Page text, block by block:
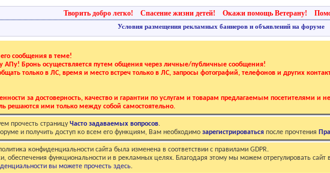
Творить добро легко! Спасение жизни детей! Окажи помощь Ветерану!
Условия размещения рекламных баннеров и объявлений на форуме
сообщения в теме!
АПу! Бронь осуществляется путем общения через личные/публичные сообщения!
только в ЛС, время и место встреч только в ЛС, запросы фотографий, телефонов и других
за достоверность, качество и гарантии по услугам и товарам предлагаемым посетителями и
решаются ими только между собой самостоятельно.
прочесть страницуЧасто задаваемых вопросов.
и получить доступ ко всем его функциям, Вам необходимо зарегистрироваться после прочтения
конфиденциальности сайта была изменена в соответствии с правилами GDPR.
обеспечения функциональности и в рекламных целях. Благодаря этому мы можем отрегулировать сайт
вы можете прочесть здесь.